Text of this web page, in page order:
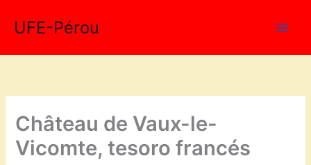
UFE-Pérou
Château de Vaux-le-
Vicomte, tesoro francés